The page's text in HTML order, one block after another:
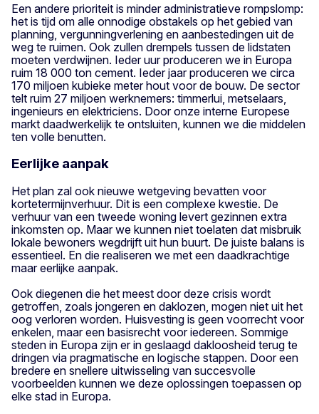
Een andere prioriteit is minder administratieve rompslomp:
het is tijd om alle onnodige obstakels op het gebied van
planning, vergunningverlening en aanbestedingen uit de
weg te ruimen. Ook zullen drempels tussen de lidstaten
moeten verdwijnen. Ieder uur produceren we in Europa
ruim 18 000 ton cement. Ieder jaar produceren we circa
170 miljoen kubieke meter hout voor de bouw. De sector
telt ruim 27 miljoen werknemers: timmerlui, metselaars,
ingenieurs en elektriciens. Door onze interne Europese
markt daadwerkelijk te ontsluiten, kunnen we die middelen
ten volle benutten.
Eerlijke aanpak
Het plan zal ook nieuwe wetgeving bevatten voor
kortetermijnverhuur. Dit is een complexe kwestie. De
verhuur van een tweede woning levert gezinnen extra
inkomsten op. Maar we kunnen niet toelaten dat misbruik
lokale bewoners wegdrijft uit hun buurt. De juiste balans is
essentieel. En die realiseren we met een daadkrachtige
maar eerlijke aanpak.
Ook diegenen die het meest door deze crisis wordt
getroffen, zoals jongeren en daklozen, mogen niet uit het
oog verloren worden. Huisvesting is geen voorrecht voor
enkelen, maar een basisrecht voor iedereen. Sommige
steden in Europa zijn er in geslaagd dakloosheid terug te
dringen via pragmatische en logische stappen. Door een
bredere en snellere uitwisseling van succesvolle
voorbeelden kunnen we deze oplossingen toepassen op
elke stad in Europa.